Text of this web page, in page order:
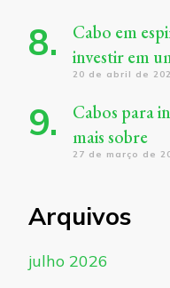
Cabo em
investir em
20 de abril de
Cabos para
mais sobre
27 de março de
Arquivos
julho 2026